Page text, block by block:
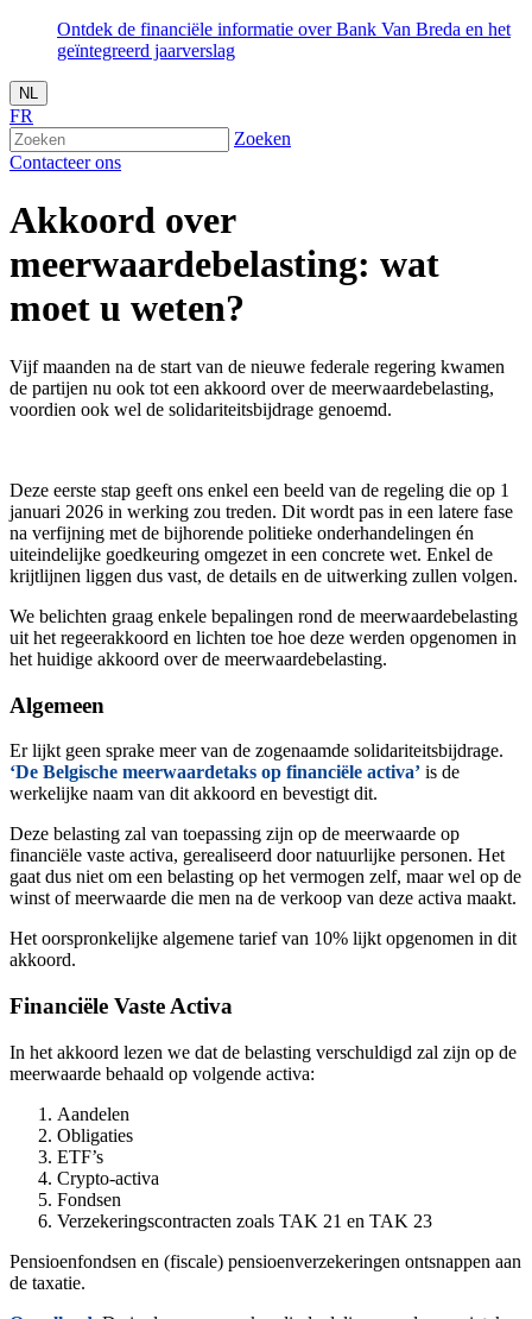
Ontdek de financiële informatie over Bank Van Breda en het
geïntegreerd jaarverslag
NL
FR
Zoeken
Contacteer ons
Akkoord over
meerwaardebelasting: wat
moet u weten?
Vijf maanden na de start van de nieuwe federale regering kwamen
de partijen nu ook tot een akkoord over de meerwaardebelasting,
voordien ook wel de solidariteitsbijdrage genoemd.
Deze eerste stap geeft ons enkel een beeld van de regeling die op 1
januari 2026 in werking zou treden. Dit wordt pas in een latere fase
na verfijning met de bijhorende politieke onderhandelingen én
uiteindelijke goedkeuring omgezet in een concrete wet. Enkel de
krijtlijnen liggen dus vast, de details en de uitwerking zullen volgen.
We belichten graag enkele bepalingen rond de meerwaardebelasting
uit het regeerakkoord en lichten toe hoe deze werden opgenomen in
het huidige akkoord over de meerwaardebelasting.
Algemeen
Er lijkt geen sprake meer van de zogenaamde solidariteitsbijdrage.
‘De Belgische meerwaardetaks op financiële activa’ is de
werkelijke naam van dit akkoord en bevestigt dit.
Deze belasting zal van toepassing zijn op de meerwaarde op
financiële vaste activa, gerealiseerd door natuurlijke personen. Het
gaat dus niet om een belasting op het vermogen zelf, maar wel op de
winst of meerwaarde die men na de verkoop van deze activa maakt.
Het oorspronkelijke algemene tarief van 10% lijkt opgenomen in dit
akkoord.
Financiële Vaste Activa
In het akkoord lezen we dat de belasting verschuldigd zal zijn op de
meerwaarde behaald op volgende activa:
Aandelen
Obligaties
ETF’s
Crypto-activa
Fondsen
Verzekeringscontracten zoals TAK 21 en TAK 23
Pensioenfondsen en (fiscale) pensioenverzekeringen ontsnappen aan
de taxatie.